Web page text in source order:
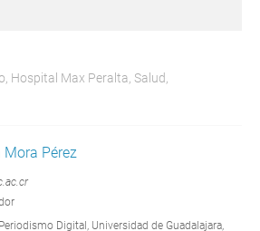
Hospital Max Peralta Salud
Mora Pérez
Digital, Universidad de Guadalajara,